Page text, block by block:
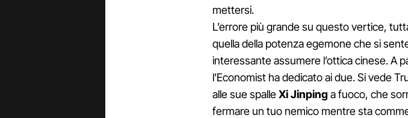
mettersi.
L’errore più grande su questo vertice,
quella della potenza egemone che si
interessante assumere l’ottica cinese. A
l’Economist ha dedicato ai due. Si vede
alle sue spalleXi Jinping a fuoco, che
fermare un tuo nemico mentre sta